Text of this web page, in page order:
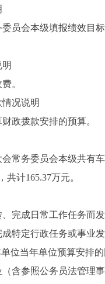
会本级填报绩效目标
。
况说明
政拨款安排的预算。
务委员会本级共有车
计165.37万元。
成日常工作任务而发
定行政任务或事业
当年单位预算安排
参照公务员法管理事